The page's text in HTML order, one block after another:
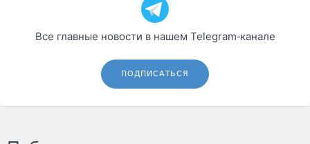
Все главные новости в нашем Telegram‑канале
ПОДПИСАТЬСЯ